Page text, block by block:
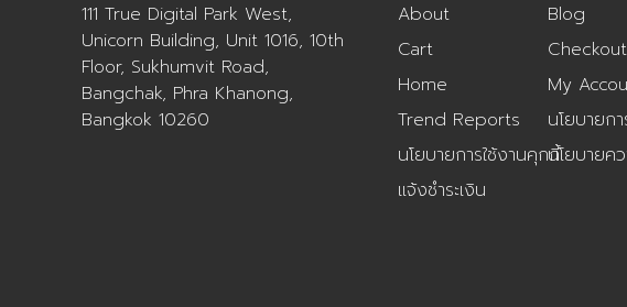
111 True Digital Park West,
Unicorn Building, Unit 1016, 10th
Floor, Sukhumvit Road,
Bangchak, Phra Khanong,
Bangkok 10260
About
Blog
Cart
Checkout
Home
My
Trend Reports
นโยบายก
นโยบายการใช้งานคุกกี้นโยบายค
แจ้งชำระเงิน